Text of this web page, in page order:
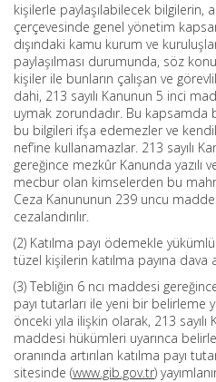
kişilerle paylaşılabilecek bilgilerin,
çerçevesinde genel yönetim
dışındaki kamu kurum ve
paylaşılması durumunda, söz
kişiler ile bunların çalışan ve
dahi, 213 sayılı Kanunun 5 inci
uymak zorundadır. Bu
bu bilgileri ifşa edemezler ve
nef’ine kullanamazlar. 213 sayılı
gereğince mezkûr Kanunda yazılı
mecbur olan kimselerden bu
Ceza Kanununun 239 uncu
cezalandırılır.
(2) Katılma payı ödemekle
tüzel kişilerin katılma payına dava
(3) Tebliğin 6 ncı maddesi
payı tutarları ile yeni bir belirleme
önceki yıla ilişkin olarak, 213
maddesi hükümleri uyarınca
oranında artırılan katılma payı
sitesinde (www.gib.gov.tr)